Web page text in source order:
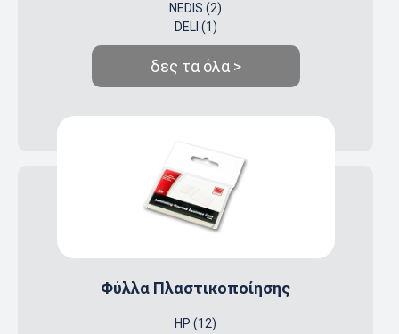
NEDIS (2)
DELI (1)
δες τα όλα >
Φύλλα Πλαστικοποίησης
HP (12)